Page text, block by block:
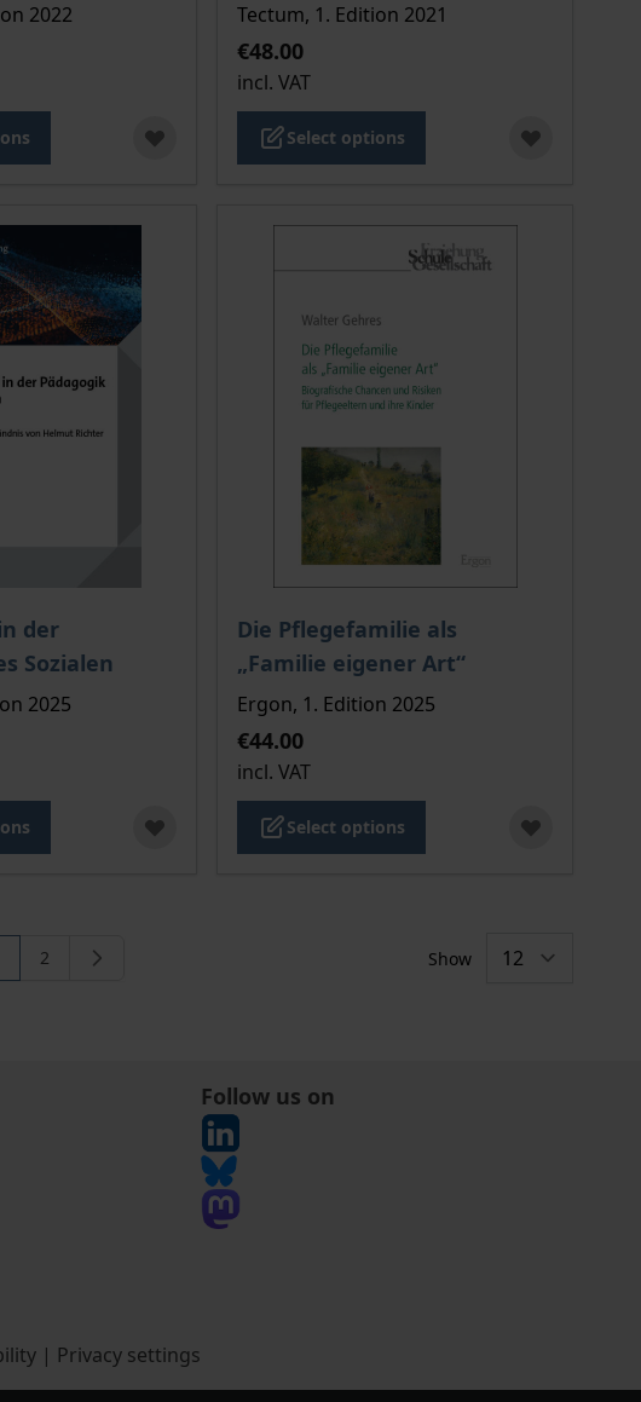
2022 Tectum, 1. Edition 2021
€48.00
incl. VAT
Select options
der
Sozialen
on the options chosen on the product page
2025
Die Pflegefamilie als
„Familie eigener Art“
The price depends on the options chosen
Ergon, 1. Edition 2025
€44.00
incl. VAT
Select options
currently reading page
Page
2 Show
Follow us on
| Privacy settings